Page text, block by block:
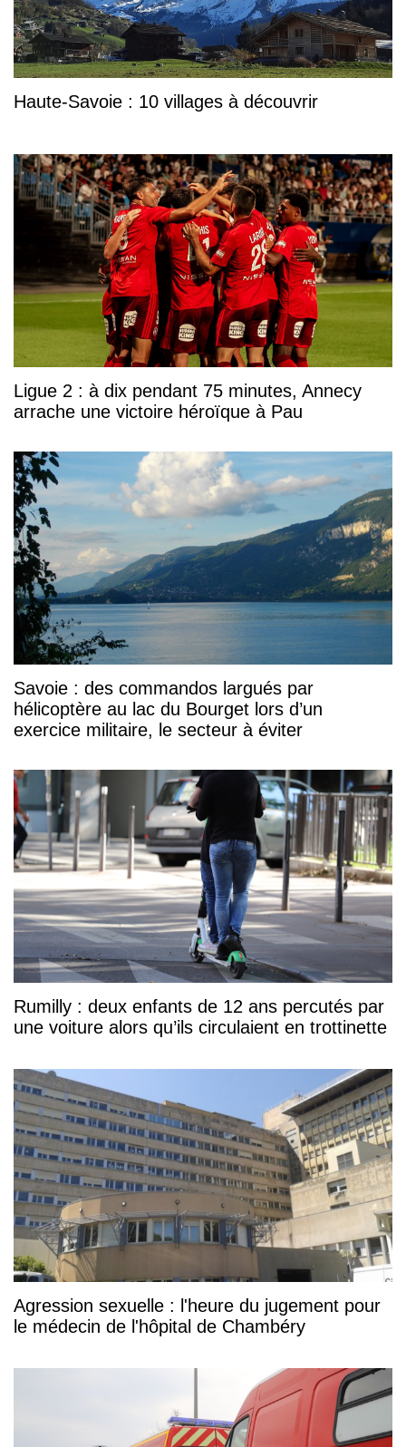
Haute-Savoie : 10 villages à découvrir
Ligue 2 : à dix pendant 75 minutes, Annecy
arrache une victoire héroïque à Pau
Savoie : des commandos largués par
hélicoptère au lac du Bourget lors d’un
exercice militaire, le secteur à éviter
Rumilly : deux enfants de 12 ans percutés par
une voiture alors qu’ils circulaient en trottinette
Agression sexuelle : l'heure du jugement pour
le médecin de l'hôpital de Chambéry